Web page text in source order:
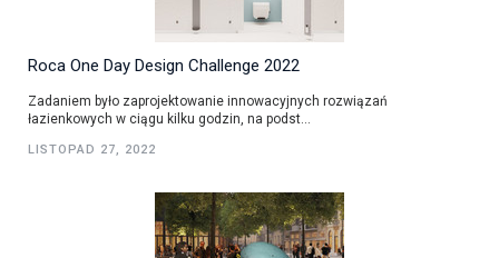
Roca One Day Design Challenge 2022
Zadaniem było zaprojektowanie innowacyjnych rozwiązań
łazienkowych w ciągu kilku godzin, na podst...
LISTOPAD 27, 2022